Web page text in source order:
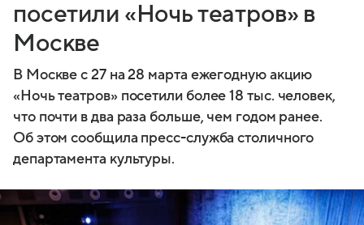
посетили «Ночь театров» в
Москве
В Москве с 27 на 28 марта ежегодную акцию
«Ночь театров» посетили более 18 тыс. человек,
что почти в два раза больше, чем годом ранее.
Об этом сообщила пресс-служба столичного
департамента культуры.